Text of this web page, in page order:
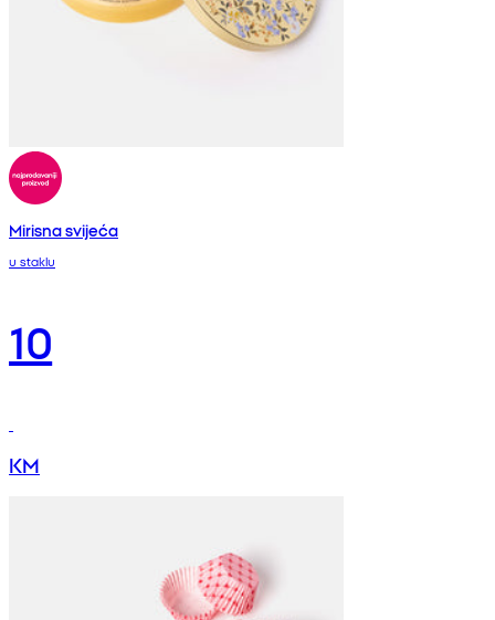
Mirisna svijeća
u staklu
10
KM